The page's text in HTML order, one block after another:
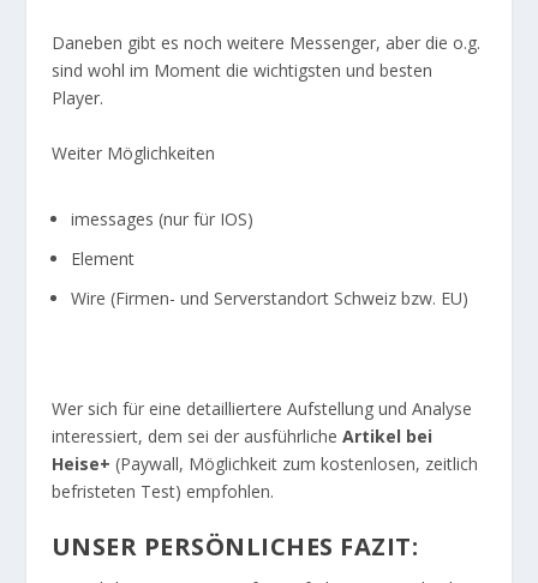
Daneben gibt es noch weitere Messenger, aber die o.g.
sind wohl im Moment die wichtigsten und besten
Player.
Weiter Möglichkeiten
imessages (nur für IOS)
Element
Wire (Firmen- und Serverstandort Schweiz bzw. EU)
Wer sich für eine detailliertere Aufstellung und Analyse
interessiert, dem sei der ausführliche Artikel bei
Heise+ (Paywall, Möglichkeit zum kostenlosen, zeitlich
befristeten Test) empfohlen.
UNSER PERSÖNLICHES FAZIT: